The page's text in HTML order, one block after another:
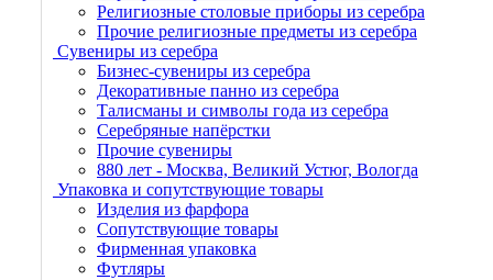
Религиозные столовые приборы из серебра
Прочие религиозные предметы из серебра
Сувениры из серебра
Бизнес-сувениры из серебра
Декоративные панно из серебра
Талисманы и символы года из серебра
Серебряные напёрстки
Прочие сувениры
880 лет - Москва, Великий Устюг, Вологда
Упаковка и сопутствующие товары
Изделия из фарфора
Сопутствующие товары
Фирменная упаковка
Футляры